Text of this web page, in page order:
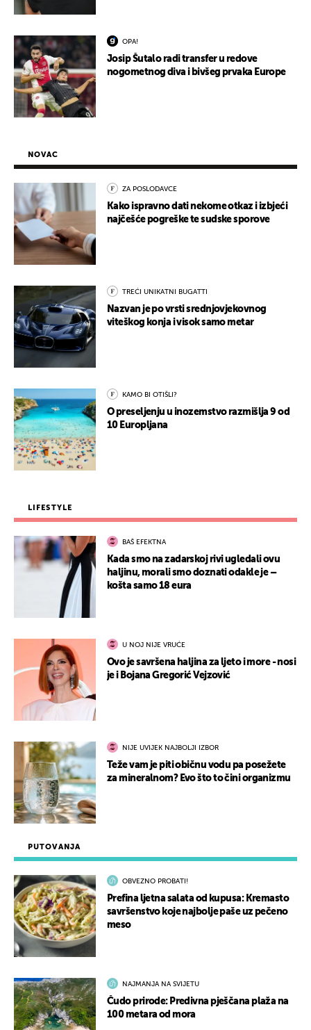
OPA!
Josip Šutalo radi transfer u redove
nogometnog diva i bivšeg prvaka Europe
PUTOVANJA
OBVEZNO PROBATI!
Prefina ljetna salata od kupusa: Kremasto
savršenstvo koje najbolje paše uz pečeno
meso
NAJMANJA NA SVIJETU
Čudo prirode: Predivna pješčana plaža na
100 metara od mora
NOVAC
ZA POSLODAVCE
Kako ispravno dati nekome otkaz i izbjeći
najčešće pogreške te sudske sporove
TREĆI UNIKATNI BUGATTI
Nazvan je po vrsti srednjovjekovnog
viteškog konja i visok samo metar
KAMO BI OTIŠLI?
O preseljenju u inozemstvo razmišlja 9 od
10 Europljana
LIFESTYLE
BAŠ EFEKTNA
Kada smo na zadarskoj rivi ugledali ovu
haljinu, morali smo doznati odakle je –
košta samo 18 eura
U NOJ NIJE VRUĆE
Ovo je savršena haljina za ljeto i more - nosi
je i Bojana Gregorić Vejzović
NIJE UVIJEK NAJBOLJI IZBOR
Teže vam je piti običnu vodu pa posežete
za mineralnom? Evo što to čini organizmu